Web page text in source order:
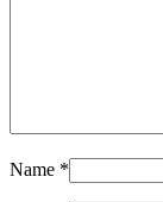
Name *